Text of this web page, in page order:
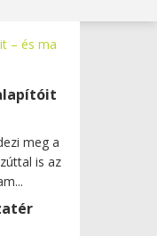
meg a
is az